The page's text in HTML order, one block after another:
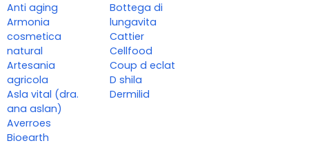
Anti aging
Armonia
cosmetica
natural
Artesania
agricola
Asla vital (dra.
ana aslan)
Averroes
Bioearth
Bottega di
lungavita
Cattier
Cellfood
Coup d eclat
D shila
Dermilid